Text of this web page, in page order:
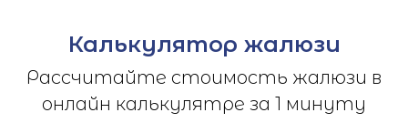
Калькулятор жалюзи
Рассчитайте стоимость жалюзи в
онлайн калькулятре за 1 минуту